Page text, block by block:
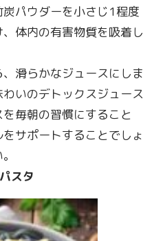
パウダーを小さじ1程度
体内の有害物質を吸着し
滑らかなジュースにしま
いのデトックスジュース
毎朝の習慣にすること
サポートすることでしょ
スタ